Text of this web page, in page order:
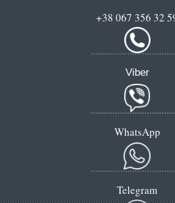
+38 067 356 32
Viber
WhatsApp
Telegram